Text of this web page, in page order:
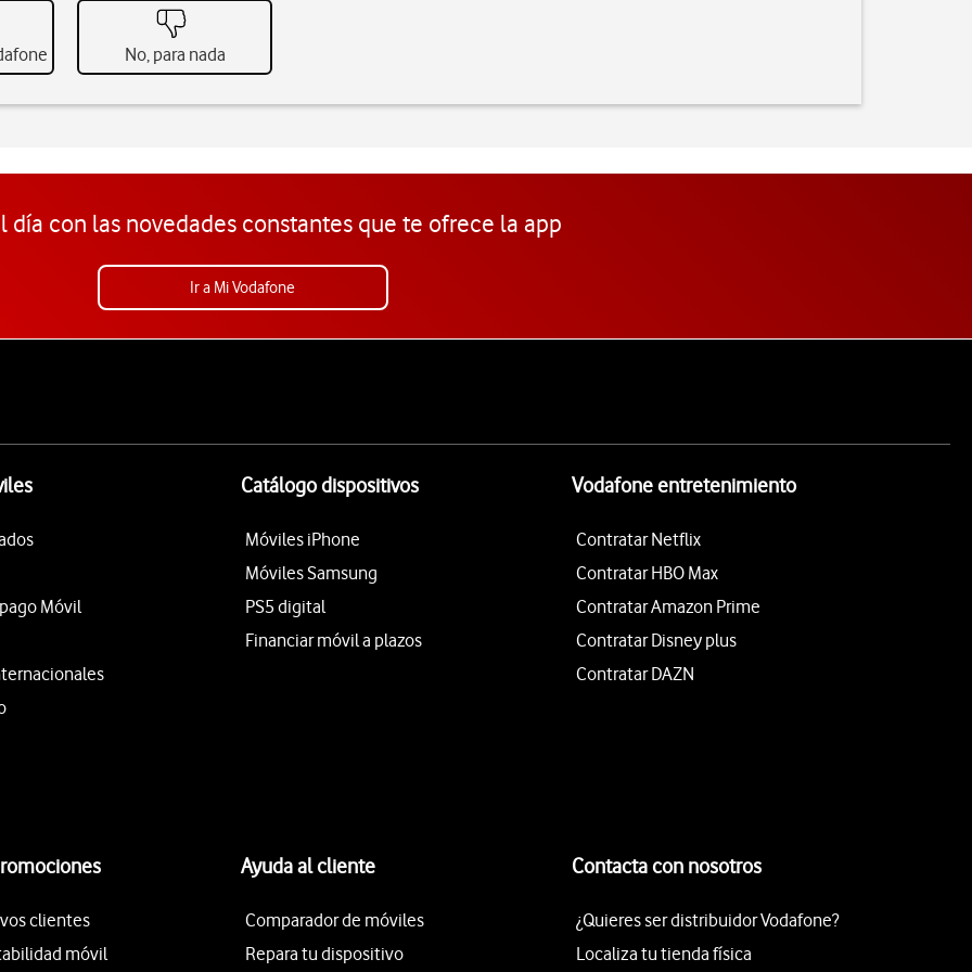
No, para nada
día con las novedades constantes que te ofrece la app
Ir a Mi Vodafone
Móvil
Catálogo dispositivos
Móviles iPhone
Móviles Samsung
PS5 digital
Financiar móvil a plazos
Vodafone entretenimiento
Contratar Netflix
Contratar HBO Max
Contratar Amazon Prime
Contratar Disney plus
Contratar DAZN
clientes
móvil
Ayuda al cliente
Comparador de móviles
Repara tu dispositivo
Contacta con nosotros
¿Quieres ser distribuidor Vodafone?
Localiza tu tienda física